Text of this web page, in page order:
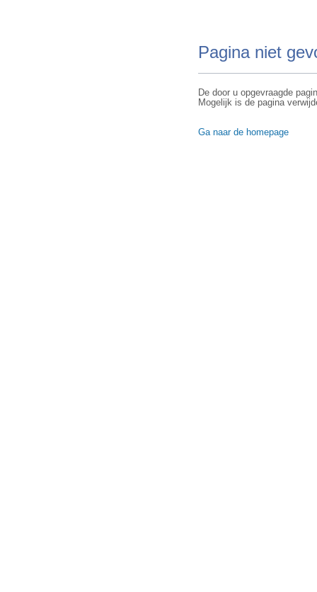
Pagina niet
De door u opgevraagde
Mogelijk is de pagina
Ga naar de homepage